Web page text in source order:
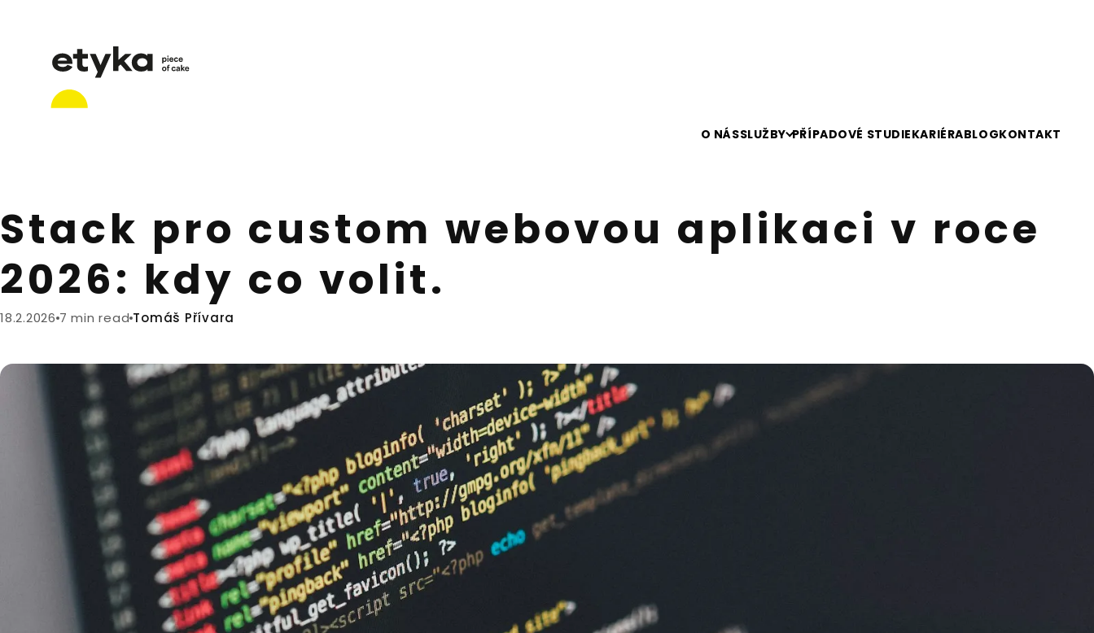
O NÁSSLUŽBY PŘÍPADOVÉ STUDIEKARIÉRABLOGKONTAKT
Stack pro custom webovou aplikaci v roce
2026: kdy co volit.
18.2.2026 7 min read Tomáš Přívara